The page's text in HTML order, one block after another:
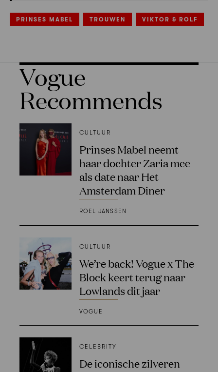
PRINSES MABEL TROUWEN VIKTOR & ROLF
Vogue
Recommends
CULTUUR
Prinses Mabel neemt
haar dochter Zaria mee
als date naar Het
Amsterdam Diner
ROEL JANSSEN
CULTUUR
We’re back! Vogue x The
Block keert terug naar
Lowlands dit jaar
VOGUE
CELEBRITY
De iconische zilveren